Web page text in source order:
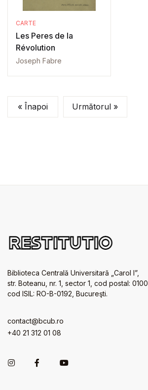
CARTE
Les Peres de la
Révolution
Joseph Fabre
« Înapoi Următorul »
Biblioteca Centrală Universitară „Carol I”,
str. Boteanu, nr. 1, sector 1, cod postal:
cod ISIL: RO-B-0192, Bucureşti.
contact@bcub.ro
+40 21 312 01 08